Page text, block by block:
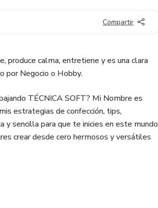
Compartir
produce calma, entretiene y es una clara
por Negocio o Hobby.
TÉCNICA SOFT? Mi Nombre es
estrategias de confección, tips,
y sencilla para que te inicies en este mundo
crear desde cero hermosos y versátiles